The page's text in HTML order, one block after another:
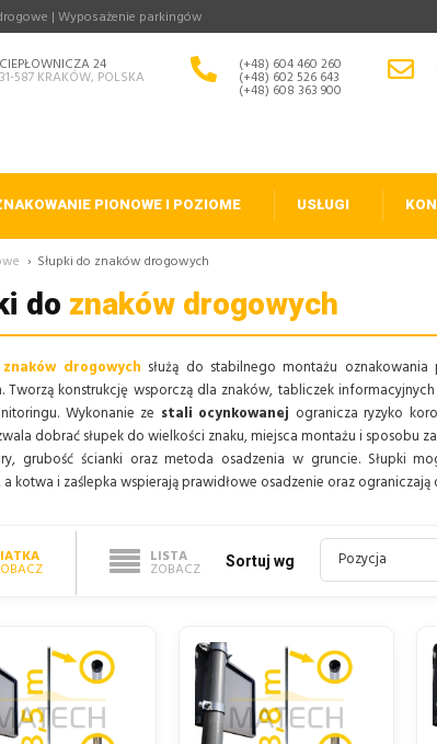
| Wyposażenie parkingów
CIEPŁOWNICZA 24
31-587 KRAKÓW, POLSKA
(+48) 604 460 260
(+48) 602 526 643
(+48) 608 363 900
PIONOWE I POZIOME USŁUGI
› Słupki do znaków drogowych
do znaków drogowych
znaków drogowych służą do stabilnego montażu
Tworzą konstrukcję wsporczą dla znaków, tabliczek
Wykonanie ze stali ocynkowanej ogranicza ryzyko
dobrać słupek do wielkości znaku, miejsca montażu i sposobu
grubość ścianki oraz metoda osadzenia w gruncie. Słupki
a kotwa i zaślepka wspierają prawidłowe osadzenie oraz
LISTA
ZOBACZ Sortuj wg